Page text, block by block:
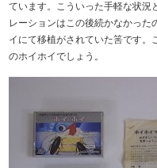
ています。こういった手軽な状況
レーションはこの後続かなかった
イにて移植がされていた筈です。
のホイホイでしょう。